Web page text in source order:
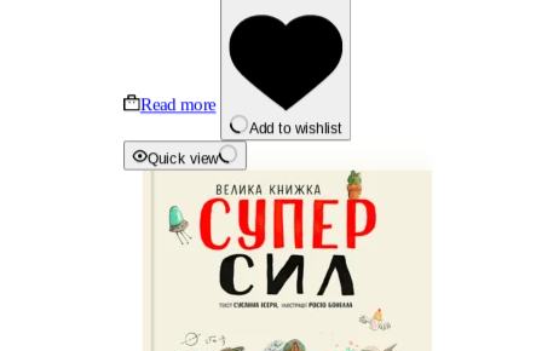
Read more
Add to wishlist
Quick view